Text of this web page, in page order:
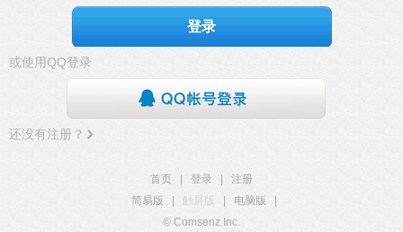
登录
或使用QQ登录
还没有注册？
首页 登录
注册
简易版
触屏版 电脑版
© Comsenz Inc.